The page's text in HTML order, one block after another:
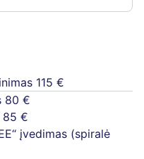
115 €
80 €
85 €
įvedimas (spiralė